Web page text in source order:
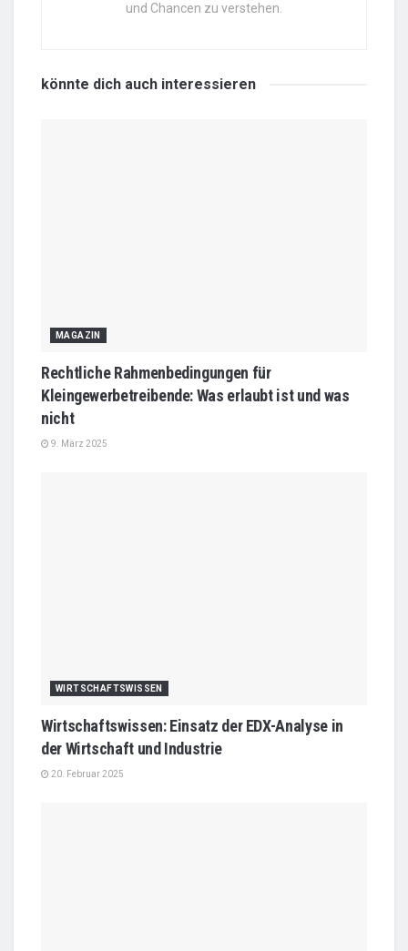
und Chancen zu verstehen.
könnte dich auch interessieren
MAGAZIN
Rechtliche Rahmenbedingungen für
Kleingewerbetreibende: Was erlaubt ist und was
nicht
9. März 2025
WIRTSCHAFTSWISSEN
Wirtschaftswissen: Einsatz der EDX-Analyse in
der Wirtschaft und Industrie
20. Februar 2025